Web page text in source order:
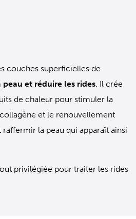
couches superficielles de
peau et réduire les rides. Il crée
de chaleur pour stimuler la
et le renouvellement
la peau qui apparaît ainsi
privilégiée pour traiter les rides